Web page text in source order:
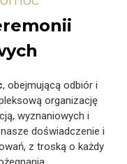
, obejmującą odbiór i
organizację
wyznaniowych i
doświadczenie i
z troską o każdy